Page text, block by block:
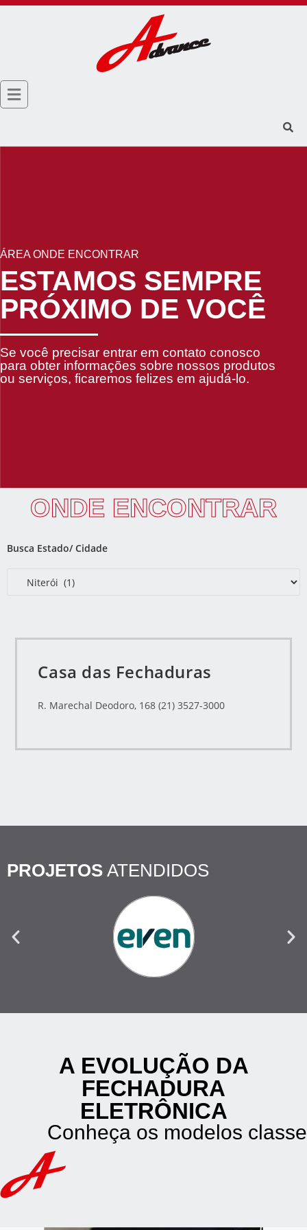
ÁREA ONDE ENCONTRAR
ESTAMOS SEMPRE
PRÓXIMO DE VOCÊ
Se você precisar entrar em contato conosco
para obter informações sobre nossos produtos
ou serviços, ficaremos felizes em ajudá-lo.
ONDE ENCONTRAR
Busca Estado/ Cidade
Casa das Fechaduras
R. Marechal Deodoro, 168 (21) 3527-3000
PROJETOS ATENDIDOS
A EVOLUÇÃO DA
FECHADURA
ELETRÔNICA
Conheça os modelos classe